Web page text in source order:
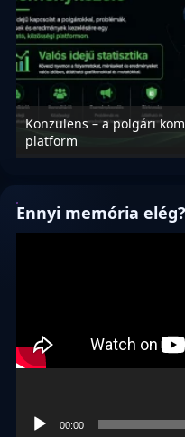
Konzulens – a polgári
platform
Ennyi memória
00:00